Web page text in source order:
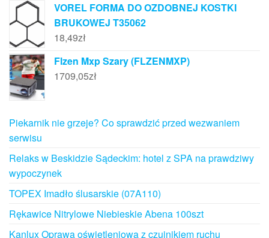
VOREL FORMA DO OZDOBNEJ KOSTKI
BRUKOWEJ T35062
18,49zł
Flzen Mxp Szary (FLZENMXP)
1709,05zł
Piekarnik nie grzeje? Co sprawdzić przed wezwaniem
serwisu
Relaks w Beskidzie Sądeckim: hotel z SPA na prawdziwy
wypoczynek
TOPEX Imadło ślusarskie (07A110)
Rękawice Nitrylowe Niebieskie Abena 100szt
Kanlux Oprawa oświetleniowa z czujnikiem ruchu